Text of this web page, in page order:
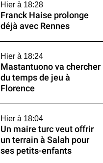
Hier à 18:28
Franck Haise prolonge
déjà avec Rennes
Hier à 18:24
Mastantuono va chercher
du temps de jeu à
Florence
Hier à 18:04
Un maire turc veut offrir
un terrain à Salah pour
ses petits-enfants